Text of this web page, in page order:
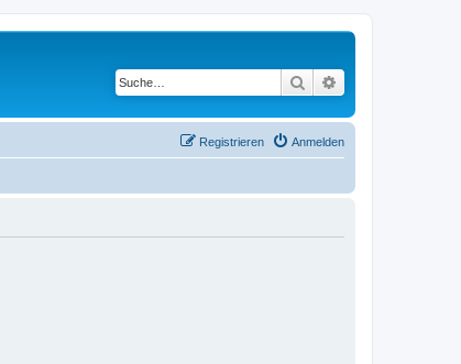
Suche
Anmelden
Registrieren